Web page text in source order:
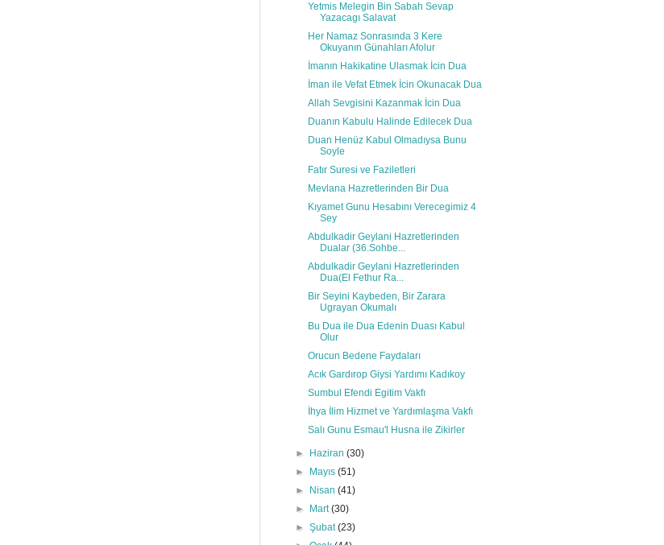
Yetmis Melegin Bin Sabah Sevap
Yazacagı Salavat
Her Namaz Sonrasında 3 Kere
Okuyanın Günahları Afolur
İmanın Hakikatine Ulasmak İcin Dua
İman ile Vefat Etmek İcin Okunacak Dua
Allah Sevgisini Kazanmak İcin Dua
Duanın Kabulu Halinde Edilecek Dua
Duan Henüz Kabul Olmadıysa Bunu
Soyle
Fatır Suresi ve Faziletleri
Mevlana Hazretlerinden Bir Dua
Kıyamet Gunu Hesabını Verecegimiz 4
Sey
Abdulkadir Geylani Hazretlerinden
Dualar (36.Sohbe...
Abdulkadir Geylani Hazretlerinden
Dua(El Fethur Ra...
Bir Seyini Kaybeden, Bir Zarara
Ugrayan Okumalı
Bu Dua ile Dua Edenin Duası Kabul
Olur
Orucun Bedene Faydaları
Acık Gardırop Giysi Yardımı Kadıkoy
Sumbul Efendi Egitim Vakfı
İhya İlim Hizmet ve Yardımlaşma Vakfı
Salı Gunu Esmau'l Husna ile Zikirler
► Haziran(30)
►
Mayıs(51)
►
Nisan(41)
►
Mart(30)
►Şubat(23)